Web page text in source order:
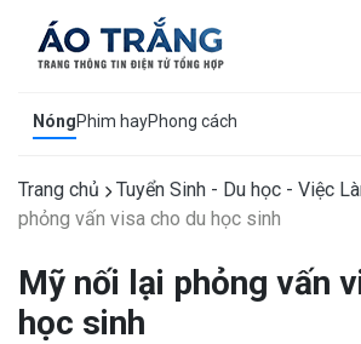
NóngPhim hayPhong cách
Trang chủ Tuyển Sinh - Du học - Việc
phỏng vấn visa cho du học sinh
Mỹ nối lại phỏng vấn
học sinh